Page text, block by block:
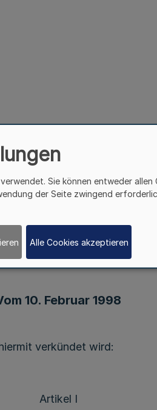
Gesetz
10. Februar 1998
verkündet wird:
Artikel I
Sie können entweder allen
der Seite zwingend
Alle Cookies akzeptieren